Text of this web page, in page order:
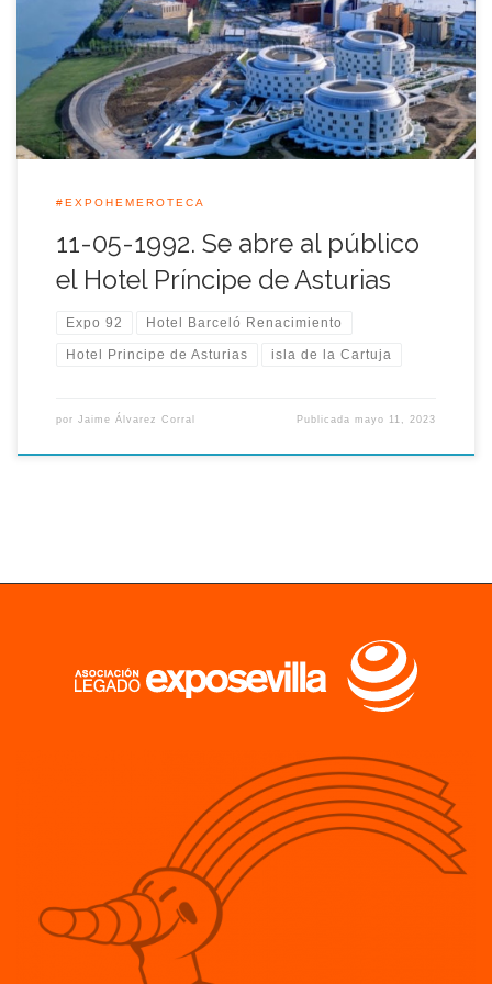
aquella jornada. En una carrera contrarreloj para tenerlo a
punto en las primeras semanas de la Exposición Universal de
Sevilla, la compañía americana Radisson que se hizo cargo […]
#EXPOHEMEROTECA
11-05-1992. Se abre al público
el Hotel Príncipe de Asturias
Expo 92 Hotel Barceló Renacimiento
Hotel Principe de Asturias isla de la Cartuja
por Jaime Álvarez Corral Publicadamayo 11, 2023